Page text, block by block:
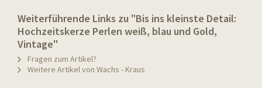
Weiterführende Links zu "Bis ins kleinste Detail:
Hochzeitskerze Perlen weiß, blau und Gold,
Vintage"
Fragen zum Artikel?
Weitere Artikel von Wachs - Kraus